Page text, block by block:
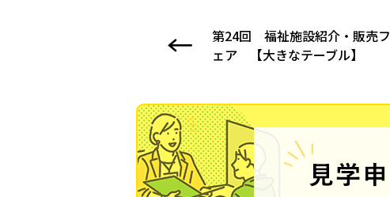
第24回 福祉施設紹介・販売フ
ェア 【大きなテーブル】